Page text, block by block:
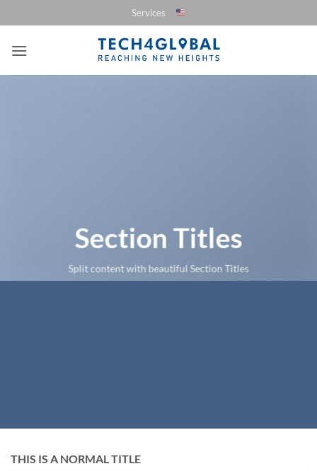
al
contenido
Services
Section Titles
Split content with beautiful Section Titles
THIS IS A NORMAL TITLE